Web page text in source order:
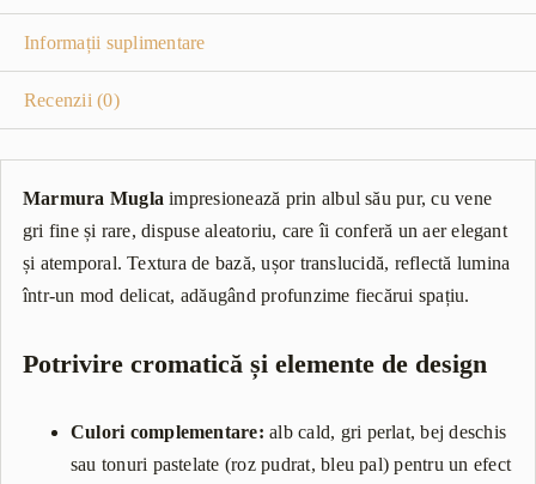
Informații suplimentare
Recenzii (0)
Marmura Mugla impresionează prin albul său pur, cu vene
gri fine și rare, dispuse aleatoriu, care îi conferă un aer elegant
și atemporal. Textura de bază, ușor translucidă, reflectă lumina
într-un mod delicat, adăugând profunzime fiecărui spațiu.
Potrivire cromatică și elemente de design
Culori complementare: alb cald, gri perlat, bej deschis
sau tonuri pastelate (roz pudrat, bleu pal) pentru un efect